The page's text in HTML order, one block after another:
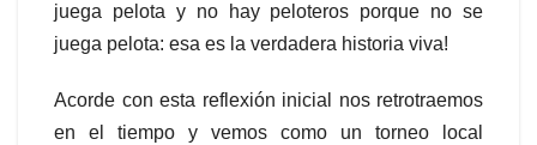
juega pelota y no hay peloteros porque no se
juega pelota: esa es la verdadera historia viva!
Acorde con esta reflexión inicial nos retrotraemos
en el tiempo y vemos como un torneo local